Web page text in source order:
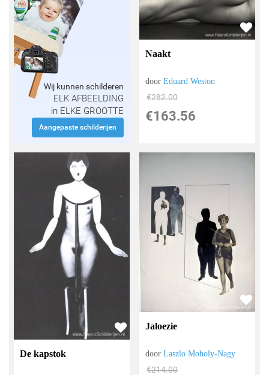
Wij kunnen schilderen
ELK AFBEELDING
in ELKE GROOTTE
Aangepaste schilderijen
Naakt
doorEduard Weston
€282.00
€163.56
De kapstok
Jaloezie
doorLaszlo Moholy-Nagy
€214.00